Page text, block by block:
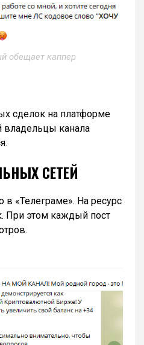
обещает каппер
сделок на платформе
владельцы канала
СЕТЕЙ
в «Телеграме». На ресурс
При этом каждый пост